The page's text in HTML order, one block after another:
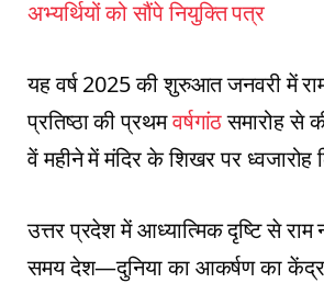
अभ्यर्थियों को सौंपे नियुक्ति पत्र
यह वर्ष 2025 की शुरुआत जनवरी में
प्रतिष्ठा की प्रथमवर्षगांठसमारोह से
वें महीने में मंदिर के शिखर पर ध्वजारोह
उत्तर प्रदेश में आध्यात्मिक दृष्टि से राम
समय देश—दुनिया का आकर्षण का केंद्र